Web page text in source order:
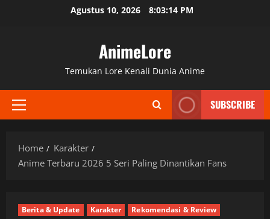
Agustus 10, 2026 8:03:15 PM
AnimeLore
Temukan Lore Kenali Dunia Anime
Primary
SUBSCRIBE
Home
Karakter
Anime Terbaru 2026 5 Seri Paling Dinantikan Fans
Berita & Update Karakter Rekomendasi & Review